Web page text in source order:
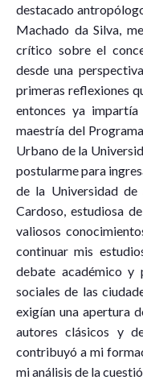
destacado
Machado da Silva,
crítico sobre el
desde una
primeras reflexiones
entonces ya
maestría del
Urbano de la
postularme para
de la Universidad
Cardoso, estudiosa
valiosos
continuar mis
debate académico y
sociales de las
exigían una apertura
autores clásicos y
contribuyó a mi
mi análisis de la